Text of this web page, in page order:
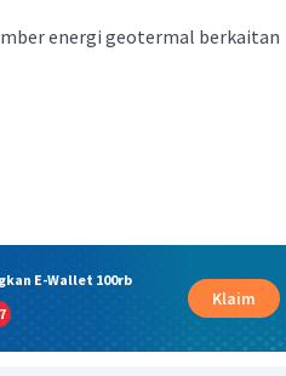
energi geotermal berkaitan
E-Wallet 100rb
Klaim